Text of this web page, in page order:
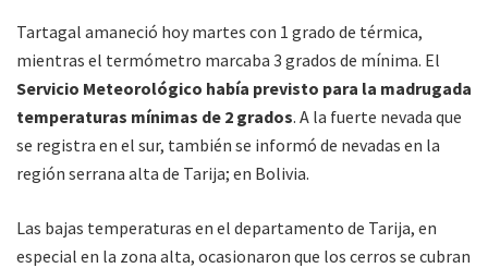
Tartagal amaneció hoy martes con 1 grado de térmica,
mientras el termómetro marcaba 3 grados de mínima. El
Servicio Meteorológico había previsto para la madrugada
temperaturas mínimas de 2 grados. A la fuerte nevada que
se registra en el sur, también se informó de nevadas en la
región serrana alta de Tarija; en Bolivia.
Las bajas temperaturas en el departamento de Tarija, en
especial en la zona alta, ocasionaron que los cerros se cubran